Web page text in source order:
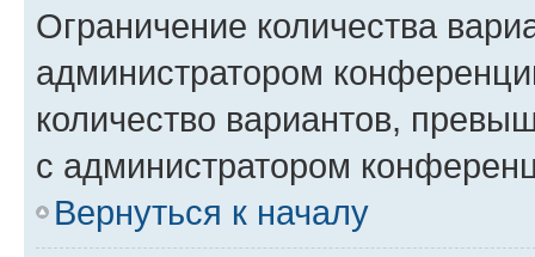
Ограничение количества
администратором
количество вариантов,
с администратором
Вернуться к началу